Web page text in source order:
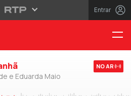
Entrar
e Eduarda Maio
NO AR